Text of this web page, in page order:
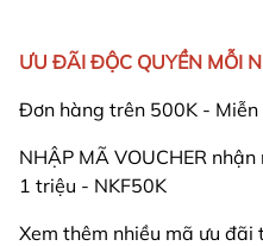
ƯU ĐÃI ĐỘC QUYỀN MỖI
Đơn hàng trên 500K - Miễn
NHẬP MÃ VOUCHER
1 triệu - NKF50K
Xem thêm nhiều mã ưu